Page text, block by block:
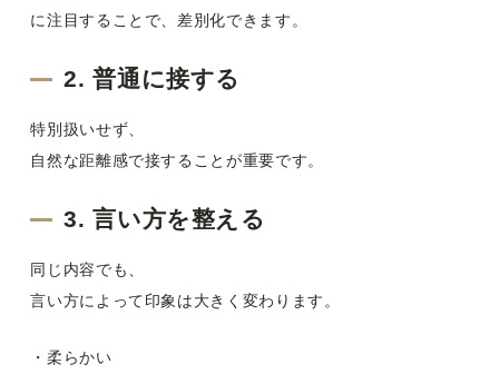
に注目することで、差別化できます。
2. 普通に接する
特別扱いせず、
自然な距離感で接することが重要です。
3. 言い方を整える
同じ内容でも、
言い方によって印象は大きく変わります。
・柔らかい